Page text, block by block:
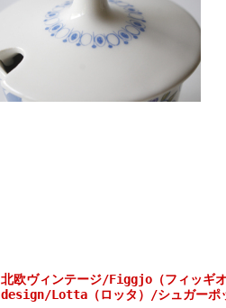
北欧ヴィンテージ/Figgjo（フィッギ
design/Lotta（ロッタ）/シュガーポ